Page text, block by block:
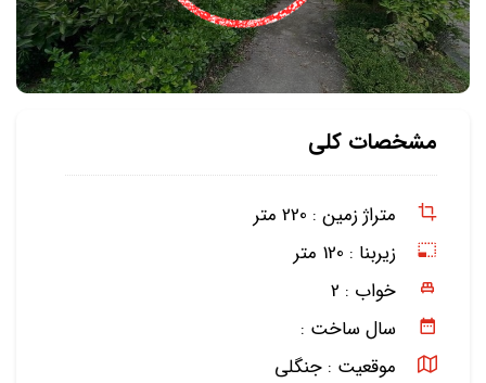
مشخصات کلی
متراژ زمین : 220 متر
زیربنا : 120 متر
خواب : 2
سال ساخت :
موقعیت : جنگلی